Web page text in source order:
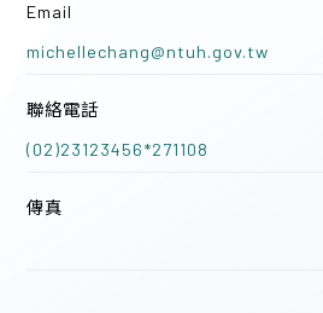
Email
michellechang@ntuh.gov.tw
聯絡電話
(02)23123456*271108
傳真